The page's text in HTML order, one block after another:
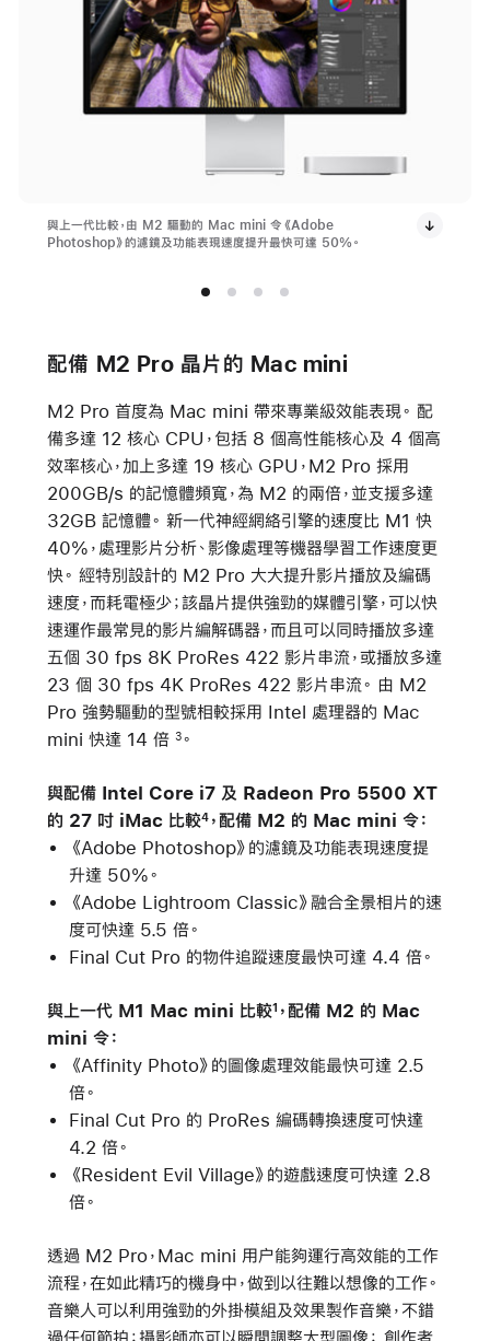
與上一代比較，由 M2 驅動的 Mac mini 令《Adobe
Photoshop》的濾鏡及功能表現速度提升最快可達 50%。
配備 M2 Pro 晶片的 Mac mini
M2 Pro 首度為 Mac mini 帶來專業級效能表現。 配
備多達 12 核心 CPU，包括 8 個高性能核心及 4 個高
效率核心，加上多達 19 核心 GPU，M2 Pro 採用
200GB/s 的記憶體頻寬，為 M2 的兩倍，並支援多達
32GB 記憶體。 新一代神經網絡引擎的速度比 M1 快
40%，處理影片分析、影像處理等機器學習工作速度更
快。 經特別設計的 M2 Pro 大大提升影片播放及編碼
速度，而耗電極少；該晶片提供強勁的媒體引擎，可以快
速運作最常見的影片編解碼器，而且可以同時播放多達
五個 30 fps 8K ProRes 422 影片串流，或播放多達
23 個 30 fps 4K ProRes 422 影片串流。 由 M2
Pro 強勢驅動的型號相較採用 Intel 處理器的 Mac
mini 快達 14 倍 3。
與配備 Intel Core i7 及 Radeon Pro 5500 XT
的 27 吋 iMac 比較4，配備 M2 的 Mac mini 令：
《Adobe Photoshop》的濾鏡及功能表現速度提
升達 50%。
《Adobe Lightroom Classic》融合全景相片的速
度可快達 5.5 倍。
Final Cut Pro 的物件追蹤速度最快可達 4.4 倍。
與上一代 M1 Mac mini 比較1 ，配備 M2 的 Mac
mini 令：
《Affinity Photo》的圖像處理效能最快可達 2.5
倍。
Final Cut Pro 的 ProRes 編碼轉換速度可快達
4.2 倍。
《Resident Evil Village》的遊戲速度可快達 2.8
倍。
透過 M2 Pro，Mac mini 用户能夠運行高效能的工作
流程，在如此精巧的機身中，做到以往難以想像的工作。
音樂人可以利用強勁的外掛模組及效果製作音樂，不錯